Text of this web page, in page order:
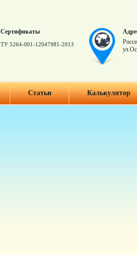
Сертификаты
ТУ 5264-001-12047981-2013
Статьи Калькулятор